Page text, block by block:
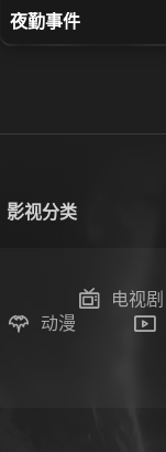
夜勤事件
影视分类
电视剧
动漫